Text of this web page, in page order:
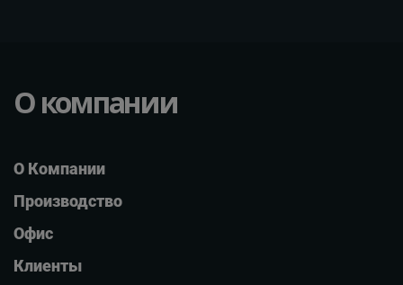
О компании
О Компании
Производство
Офис
Клиенты